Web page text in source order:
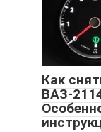
Как
ВАЗ-